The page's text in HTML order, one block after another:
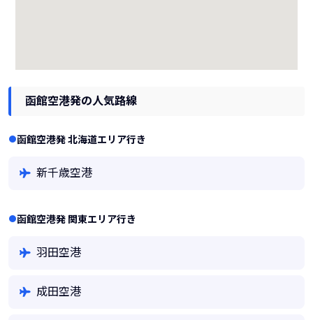
函館空港発の人気路線
函館空港発 北海道エリア行き
新千歳空港
函館空港発 関東エリア行き
羽田空港
成田空港